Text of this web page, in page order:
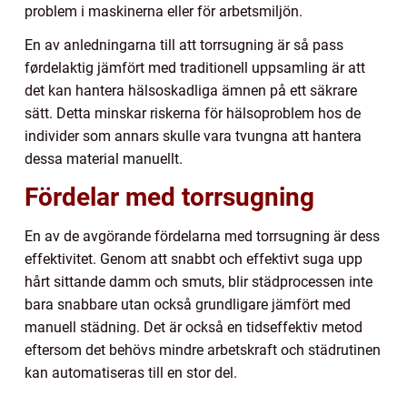
problem i maskinerna eller för arbetsmiljön.
En av anledningarna till att torrsugning är så pass
førdelaktig jämfört med traditionell uppsamling är att
det kan hantera hälsoskadliga ämnen på ett säkrare
sätt. Detta minskar riskerna för hälsoproblem hos de
individer som annars skulle vara tvungna att hantera
dessa material manuellt.
Fördelar med torrsugning
En av de avgörande fördelarna med torrsugning är dess
effektivitet. Genom att snabbt och effektivt suga upp
hårt sittande damm och smuts, blir städprocessen inte
bara snabbare utan också grundligare jämfört med
manuell städning. Det är också en tidseffektiv metod
eftersom det behövs mindre arbetskraft och städrutinen
kan automatiseras till en stor del.